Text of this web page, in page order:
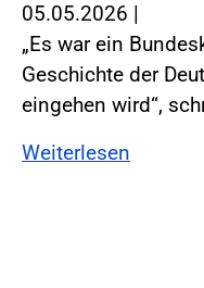
05.05.2026 |
„Es war ein
Geschichte der
eingehen wird“,
Weiterlesen